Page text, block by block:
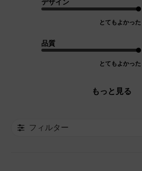
とてもよかった
品質
とてもよかった
もっと見る
フィルター